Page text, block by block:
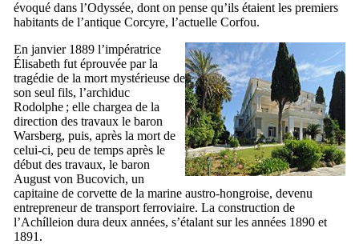
évoqué dans l’Odyssée, dont on pense qu’ils étaient les premiers
habitants de l’antique Corcyre, l’actuelle Corfou.
En janvier 1889 l’impératrice
Élisabeth fut éprouvée par la
tragédie de la mort mystérieuse de
son seul fils, l’archiduc
Rodolphe ; elle chargea de la
direction des travaux le baron
Warsberg, puis, après la mort de
celui-ci, peu de temps après le
début des travaux, le baron
August von Bucovich, un
capitaine de corvette de la marine austro-hongroise, devenu
entrepreneur de transport ferroviaire. La construction de
l’Achílleion dura deux années, s’étalant sur les années 1890 et
1891.